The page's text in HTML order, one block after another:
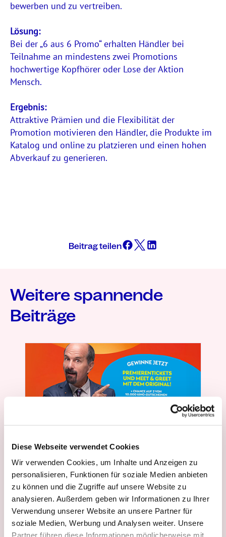
Diese Webseite verwendet Cookies
Wir verwenden Cookies, um Inhalte und Anzeigen zu
personalisieren, Funktionen für soziale Medien anbieten
zu können und die Zugriffe auf unsere Website zu
analysieren. Außerdem geben wir Informationen zu Ihrer
Verwendung unserer Website an unsere Partner für
soziale Medien, Werbung und Analysen weiter. Unsere
Partner führen diese Informationen möglicherweise mit
bewerben und zu vertreiben.
Lösung:
Bei der „6 aus 6 Promo“ erhalten Händler bei
Teilnahme an mindestens zwei Promotions
hochwertige Kopfhörer oder Lose der Aktion
Mensch.
Ergebnis:
Attraktive Prämien und die Flexibilität der
Promotion motivieren den Händler, die Produkte im
Katalog und online zu platzieren und einen hohen
Abverkauf zu generieren.
Beitrag teilen
Weitere spannende
Beiträge
cadooz news Kundenbindung
Referenzen
Verkaufsförderung
So funktionieren Incentives im
FMCG: 3 Learnings aus der